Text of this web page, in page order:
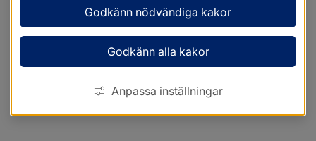
Godkänn nödvändiga kakor
Godkänn alla kakor
Anpassa inställningar